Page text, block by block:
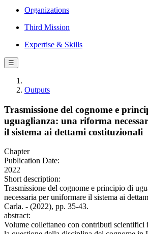
Organizations
Third Mission
Expertise & Skills
☰
Outputs
Trasmissione del cognome e
uguaglianza: una riforma
il sistema ai dettami costituzionali
Chapter
Publication Date:
2022
Short description:
Trasmissione del cognome e principio di
necessaria per uniformare il sistema ai
Carla. - (2022), pp. 35-43.
abstract:
Volume collettaneo con contributi scientifici